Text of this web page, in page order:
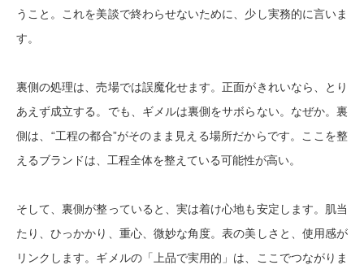
うこと。これを美談で終わらせないために、少し実務的に言いま
す。
裏側の処理は、売場では誤魔化せます。正面がきれいなら、とり
あえず成立する。でも、ギメルは裏側をサボらない。なぜか。裏
側は、 “工程の都合”がそのまま見える場所だからです。ここを整
えるブランドは、工程全体を整えている可能性が高い。
そして、裏側が整っていると、実は着け心地も安定します。肌当
たり、ひっかかり、重心、微妙な角度。表の美しさと、使用感が
リンクします。ギメルの「上品で実用的」は、ここでつながりま